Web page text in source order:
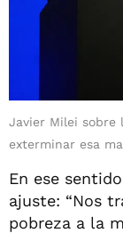
Javier Milei sobre
exterminar esa
En ese
ajuste: “Nos
pobreza a la